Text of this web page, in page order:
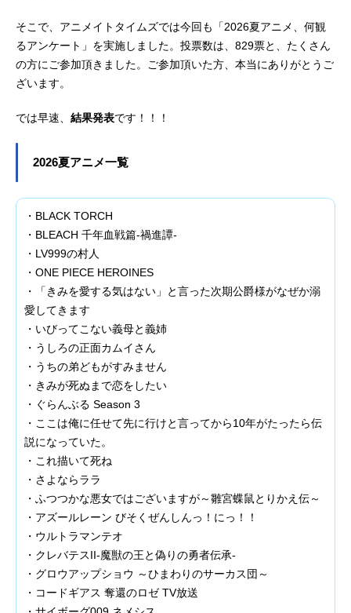
そこで、アニメイトタイムズでは今回も「2026夏アニメ、何観
るアンケート」を実施しました。投票数は、829票と、たくさん
の方にご参加頂きました。ご参加頂いた方、本当にありがとうご
ざいます。
では早速、 結果発表です！！！
2026夏アニメ一覧
・BLACK TORCH
・BLEACH 千年血戦篇-禍進譚-
・LV999の村人
・ONE PIECE HEROINES
・「きみを愛する気はない」と言った次期公爵様がなぜか溺
愛してきます
・いびってこない義母と義姉
・うしろの正面カムイさん
・うちの弟どもがすみません
・きみが死ぬまで恋をしたい
・ぐらんぶる Season 3
・ここは俺に任せて先に行けと言ってから10年がたったら伝
説になっていた。
・これ描いて死ね
・さよならララ
・ふつつかな悪女ではございますが～雛宮蝶鼠とりかえ伝～
・アズールレーン びそくぜんしんっ！にっ！！
・ウルトラマンテオ
・クレバテスII-魔獣の王と偽りの勇者伝承-
・グロウアップショウ ～ひまわりのサーカス団～
・コードギアス 奪還のロゼ TV放送